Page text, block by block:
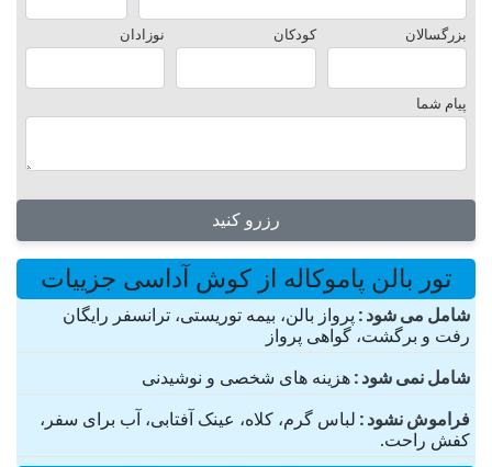
بزرگسالان کودکان نوزادان
پیام شما
رزرو کنید
تور بالن پاموکاله از کوش آداسی جزییات
شامل می شود پرواز بالن، بیمه توریستی، ترانسفر رایگان
رفت و برگشت، گواهی پرواز
شامل نمی شود هزینه های شخصی و نوشیدنی
فراموش نشود لباس گرم، کلاه، عینک آفتابی، آب برای سفر،
کفش راحت.